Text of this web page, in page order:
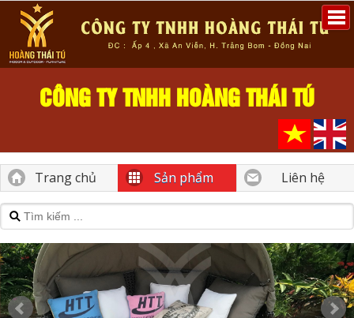
CÔNG TY TNHH HOÀNG THÁI TÚ
Trang chủ Sản phẩm Liên hệ